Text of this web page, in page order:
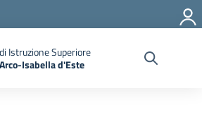
Istruzione Superiore
Isabella d'Este